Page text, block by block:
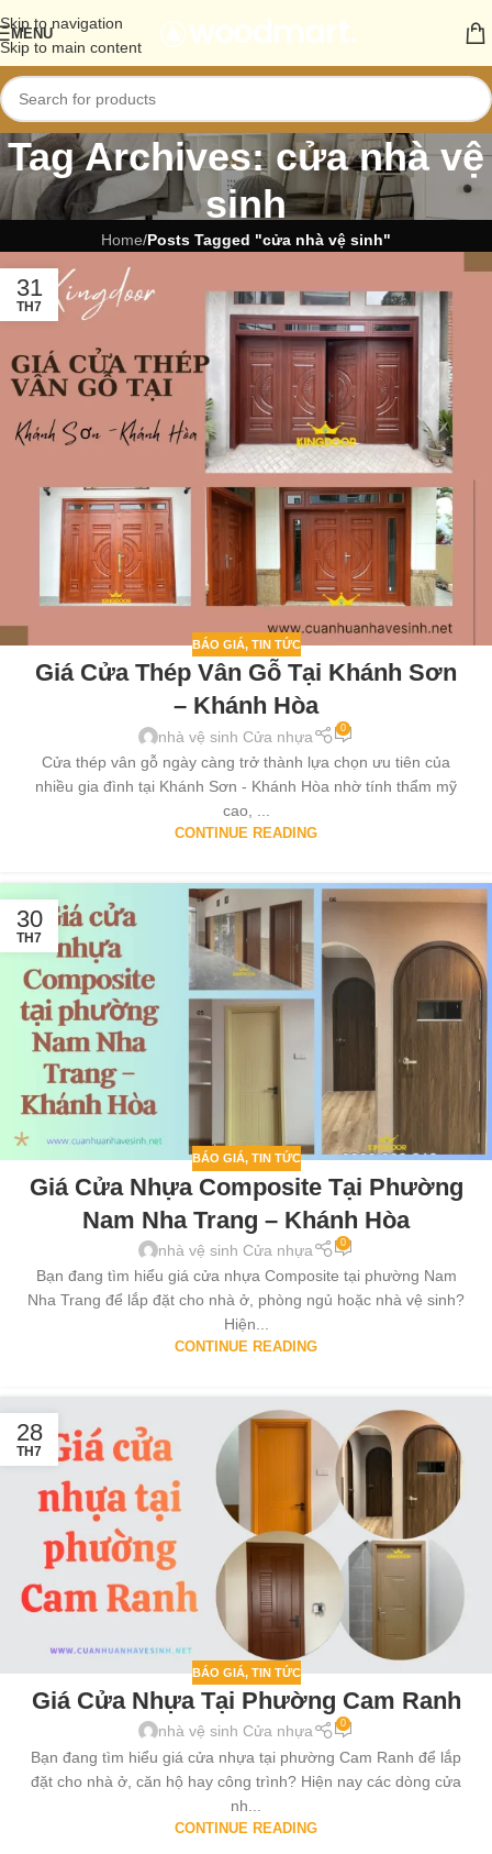
Skip to navigation
Skip to main content
MENU
Tag Archives: cửa nhà vệ
sinh
Home/Posts Tagged "cửa nhà vệ sinh"
31
TH7
BÁO GIÁ, TIN TỨC
Giá Cửa Thép Vân Gỗ Tại Khánh Sơn
– Khánh Hòa
nhà vệ sinh Cửa nhựa 0
Cửa thép vân gỗ ngày càng trở thành lựa chọn ưu tiên của
nhiều gia đình tại Khánh Sơn - Khánh Hòa nhờ tính thẩm mỹ
cao, ...
CONTINUE READING
30
TH7
BÁO GIÁ, TIN TỨC
Giá Cửa Nhựa Composite Tại Phường
Nam Nha Trang – Khánh Hòa
nhà vệ sinh Cửa nhựa 0
Bạn đang tìm hiểu giá cửa nhựa Composite tại phường Nam
Nha Trang để lắp đặt cho nhà ở, phòng ngủ hoặc nhà vệ sinh?
Hiện...
CONTINUE READING
28
TH7
BÁO GIÁ, TIN TỨC
Giá Cửa Nhựa Tại Phường Cam Ranh
nhà vệ sinh Cửa nhựa 0
Bạn đang tìm hiểu giá cửa nhựa tại phường Cam Ranh để lắp
đặt cho nhà ở, căn hộ hay công trình? Hiện nay các dòng cửa
nh...
CONTINUE READING